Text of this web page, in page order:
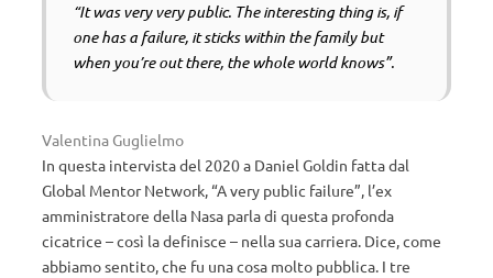
“It was very very public. The interesting thing is, if
one has a failure, it sticks within the family but
when you’re out there, the whole world knows”.
Valentina Guglielmo
In questa intervista del 2020 a Daniel Goldin fatta dal
Global Mentor Network, “A very public failure”, l’ex
amministratore della Nasa parla di questa profonda
cicatrice – così la definisce – nella sua carriera. Dice, come
abbiamo sentito, che fu una cosa molto pubblica. I tre